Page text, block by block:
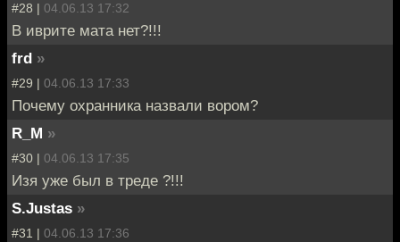
#28 | 04.06.13 17:32
В иврите мата нет?!!!
frd »
#29 | 04.06.13 17:33
Почему охранника назвали вором?
R_M »
#30 | 04.06.13 17:35
Изя уже был в треде ?!!!
S.Justas »
#31 | 04.06.13 17:36